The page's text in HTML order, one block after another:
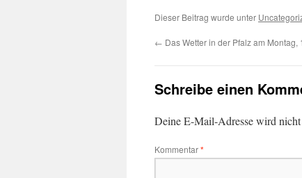
Dieser Beitrag wurde unter
← Das Wetter in der Pfalz am Montag,
Schreibe einen
Deine E-Mail-Adresse wird
Kommentar*